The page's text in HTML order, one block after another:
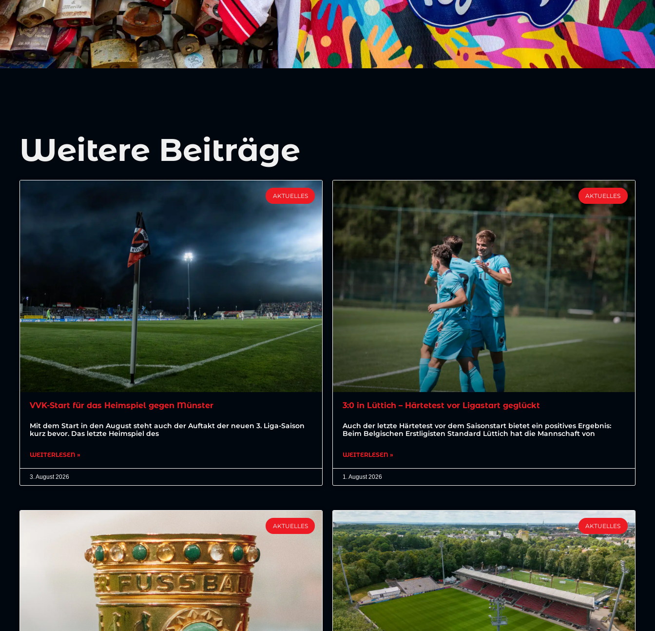
Weitere Beiträge
AKTUELLES
VVK-Start für das Heimspiel gegen Münster
Mit dem Start in den August steht auch der Auftakt der neuen 3. Liga-Saison
kurz bevor. Das letzte Heimspiel des
WEITERLESEN »
3. August 2026
AKTUELLES
3:0 in Lüttich – Härtetest vor Ligastart geglückt
Auch der letzte Härtetest vor dem Saisonstart bietet ein positives Ergebnis:
Beim Belgischen Erstligisten Standard Lüttich hat die Mannschaft von
WEITERLESEN »
1. August 2026
AKTUELLES AKTUELLES